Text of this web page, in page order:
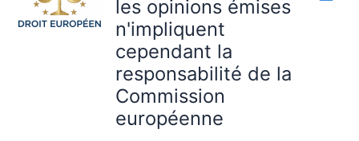
les opinions émises
n'impliquent
cependant la
responsabilité de la
Commission
européenne